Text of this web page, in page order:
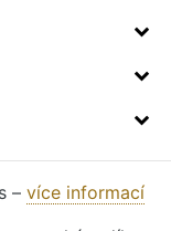
– více informací